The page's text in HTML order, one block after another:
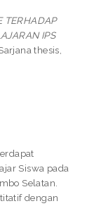
TERHADAP
IPS
thesis,
Siswa pada
Selatan.
dengan